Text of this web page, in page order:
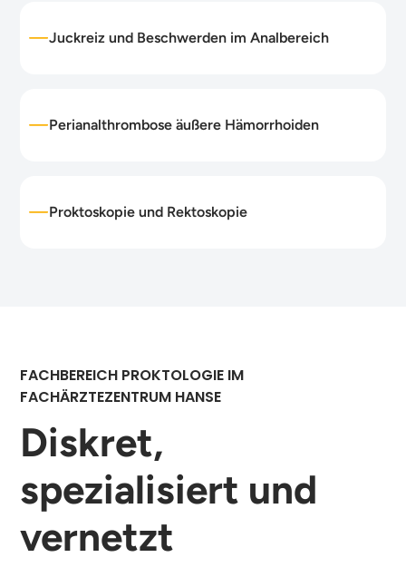
Juckreiz und Beschwerden im Analbereich
Perianalthrombose äußere Hämorrhoiden
Proktoskopie und Rektoskopie
FACHBEREICH PROKTOLOGIE IM
FACHÄRZTEZENTRUM HANSE
Diskret,
spezialisiert und
vernetzt